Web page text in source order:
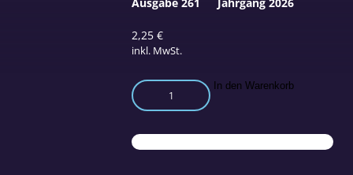
2,25€
inkl. MwSt.
Schreckgespenst
Trauma?
In den Warenkorb